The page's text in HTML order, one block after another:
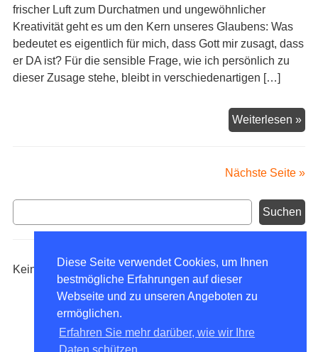
frischer Luft zum Durchatmen und ungewöhnlicher
Kreativität geht es um den Kern unseres Glaubens: Was
bedeutet es eigentlich für mich, dass Gott mir zusagt, dass
er DA ist? Für die sensible Frage, wie ich persönlich zu
dieser Zusage stehe, bleibt in verschiedenartigen […]
Weiterlesen »DA
–
für
Nächste Seite »
Suchen
Keine Termine vorhanden.
Diese Seite verwendet Cookies, um Ihnen
bestmögliche Erfahrungen auf dieser
Webseite und zu unseren Angeboten zu
ermöglichen.
Erfahren Sie mehr darüber, wie wir Ihre